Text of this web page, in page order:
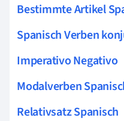
Bestimmte Artikel
Spanisch Verben
Imperativo Negativo
Modalverben
Relativsatz Spanisch